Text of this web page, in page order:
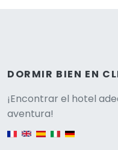
DORMIR BIEN EN
¡Encontrar el hotel
aventura!
English version